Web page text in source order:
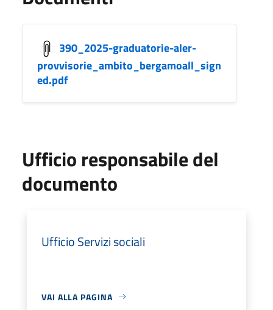
390_2025-graduatorie-aler-
provvisorie_ambito_bergamoall_sign
ed.pdf
Ufficio responsabile del
documento
Ufficio Servizi sociali
VAI ALLA PAGINA